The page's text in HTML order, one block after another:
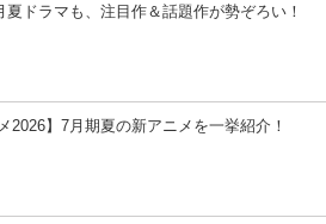
夏ドラマも、注目作＆話題作が勢ぞろい！
2026】7月期夏の新アニメを一挙紹介！